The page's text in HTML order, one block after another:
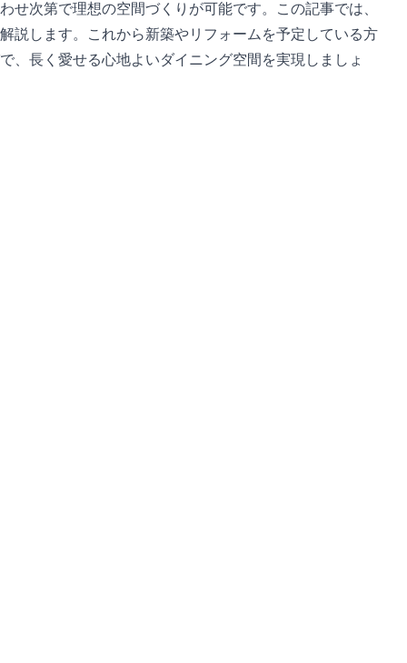
次第で理想の空間づくりが可能です。この記事では、
説します。これから新築やリフォームを予定している方
、長く愛せる心地よいダイニング空間を実現しましょ